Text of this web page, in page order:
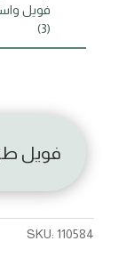
فويل
(3)
فويل
SKU:110584